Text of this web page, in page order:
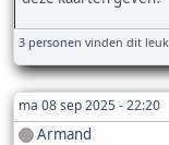
3 personen vinden dit leuk.
ma 08 sep 2025 - 22:20
Armand